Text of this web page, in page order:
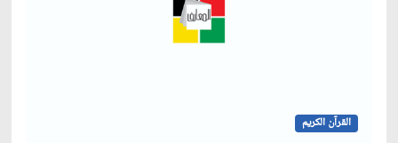
القرآن الكريم